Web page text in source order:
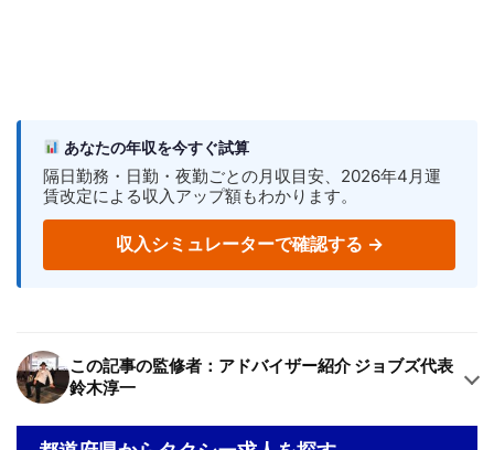
あなたの年収を今すぐ試算
隔日勤務・日勤・夜勤ごとの月収目安、2026年4月運
賃改定による収入アップ額もわかります。
収入シミュレーターで確認する →
この記事の監修者：アドバイザー紹介 ジョブズ代表
鈴木淳一